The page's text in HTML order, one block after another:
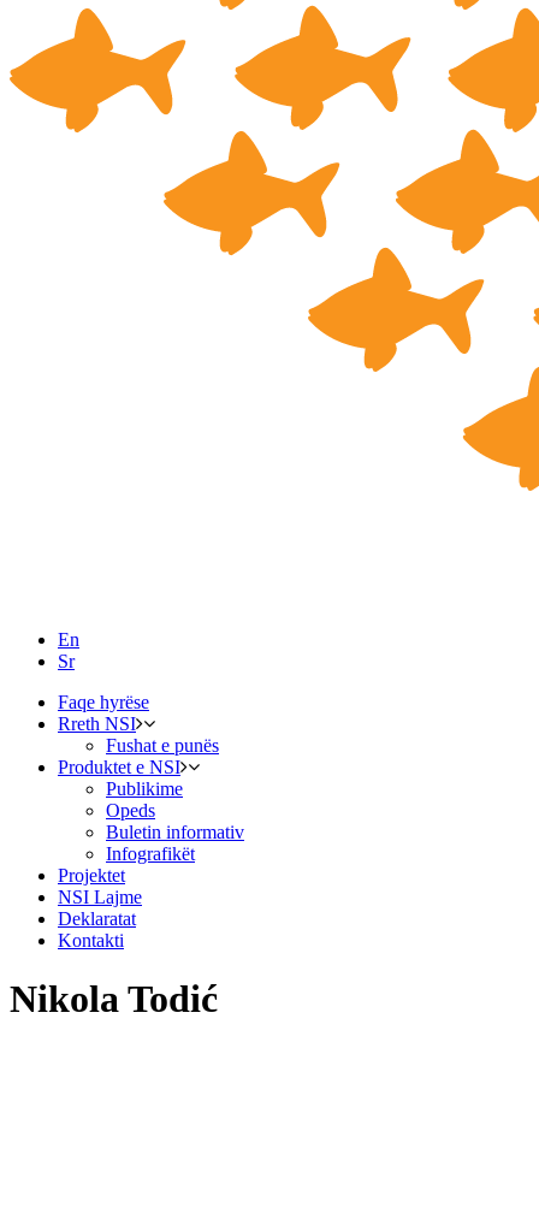
En
Sr
Faqe hyrëse
Rreth NSI
Fushat e punës
Produktet e NSI
Publikime
Opeds
Buletin informativ
Infografikët
Projektet
NSI Lajme
Deklaratat
Kontakti
Nikola Todić